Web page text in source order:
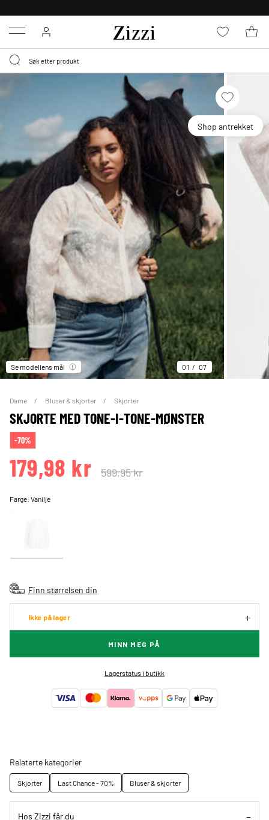
Menu
Shop antrekket
Se modellens mål 01 07
Dame Bluser & skjorter Skjorter
SKJORTE MED TONE-I-TONE-MØNSTER
-70%
179,98 kr 599,95 kr
Farge:Vanilje
Finn størrelsen din
Ikke på lager
MINN MEG PÅ
Lagerstatus i butikk
Relaterte kategorier
Skjorter Last Chance - 70% Bluser & skjorter
Hos Zizzi får du